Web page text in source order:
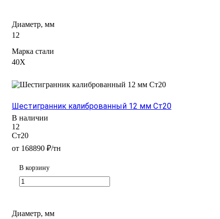
Диаметр, мм
12
Марка стали
40Х
Шестигранник калиброванный 12 мм Ст20
В наличии
12
Ст20
от 168890 ₽/тн
В корзину
Диаметр, мм